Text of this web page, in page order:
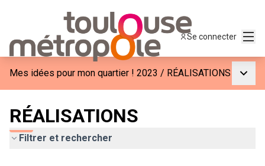
Se connecter
Mes idées pour mon quartier ! 2023 / RÉALISATIONS
RÉALISATIONS
Filtrer et rechercher